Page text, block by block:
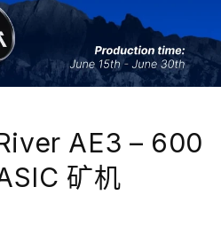
AE3 – 600
矿机